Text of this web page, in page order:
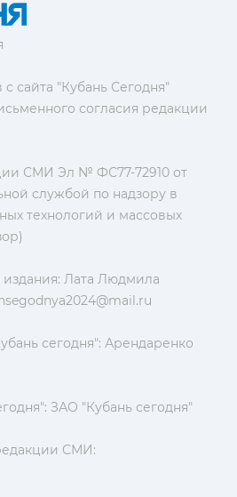
сайта "Кубань Сегодня"
согласия редакции
СМИ Эл № ФС77-72910 от
службой по надзору в
технологий и массовых
издания: Лата Людмила
сегодня": Арендаренко
ЗАО "Кубань сегодня"
СМИ: